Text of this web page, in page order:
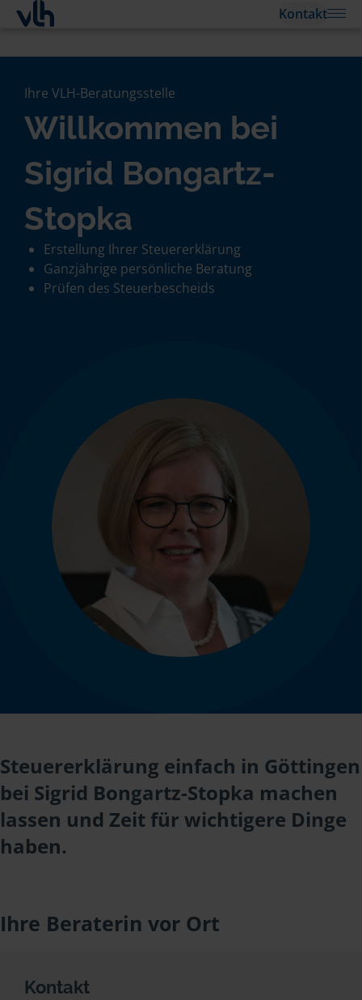
Kontakt
Ihre VLH-Beratungsstelle
Willkommen bei
Sigrid Bongartz-
Stopka
Erstellung Ihrer Steuererklärung
Ganzjährige persönliche Beratung
Prüfen des Steuerbescheids
Steuererklärung einfach in Göttingen
bei Sigrid Bongartz-Stopka machen
lassen und Zeit für wichtigere Dinge
haben.
Ihre Beraterin vor Ort
Kontakt